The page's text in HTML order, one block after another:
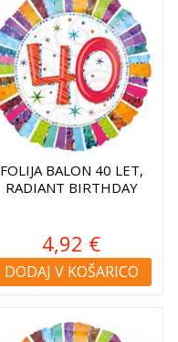
FOLIJA BALON 40 LET,
RADIANT BIRTHDAY
4,92 €
DODAJ V KOŠARICO